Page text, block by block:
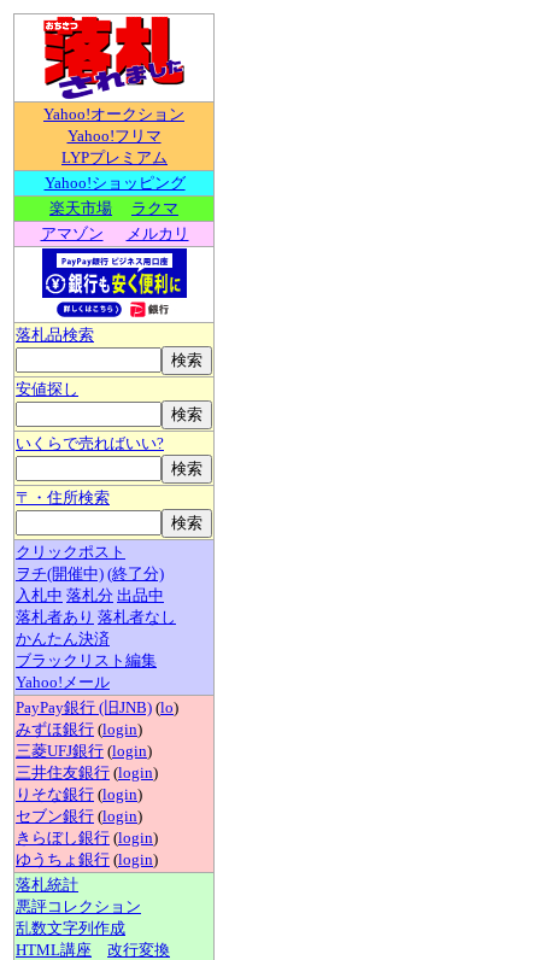
Yahoo!オークション
Yahoo!フリマ
LYPプレミアム
Yahoo!ショッピング
楽天市場
ラクマ
アマゾン
メルカリ
落札品検索
安値探し
いくらで売ればいい?
〒・住所検索
クリックポスト
ヲチ(開催中) (終了分)
入札中 落札分 出品中
落札者あり 落札者なし
かんたん決済
ブラックリスト編集
Yahoo!メール
PayPay銀行 (旧JNB) (lo)
みずほ銀行 (login)
三菱UFJ銀行 (login)
三井住友銀行 (login)
りそな銀行 (login)
セブン銀行 (login)
きらぼし銀行 (login)
ゆうちょ銀行 (login)
落札統計
悪評コレクション
乱数文字列作成
HTML講座
改行変換